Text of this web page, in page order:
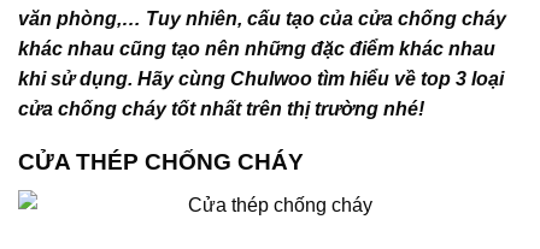
văn phòng,… Tuy nhiên, cấu tạo của cửa chống cháy
khác nhau cũng tạo nên những đặc điểm khác nhau
khi sử dụng. Hãy cùng Chulwoo tìm hiểu về top 3 loại
cửa chống cháy tốt nhất trên thị trường nhé!
CỬA THÉP CHỐNG CHÁY